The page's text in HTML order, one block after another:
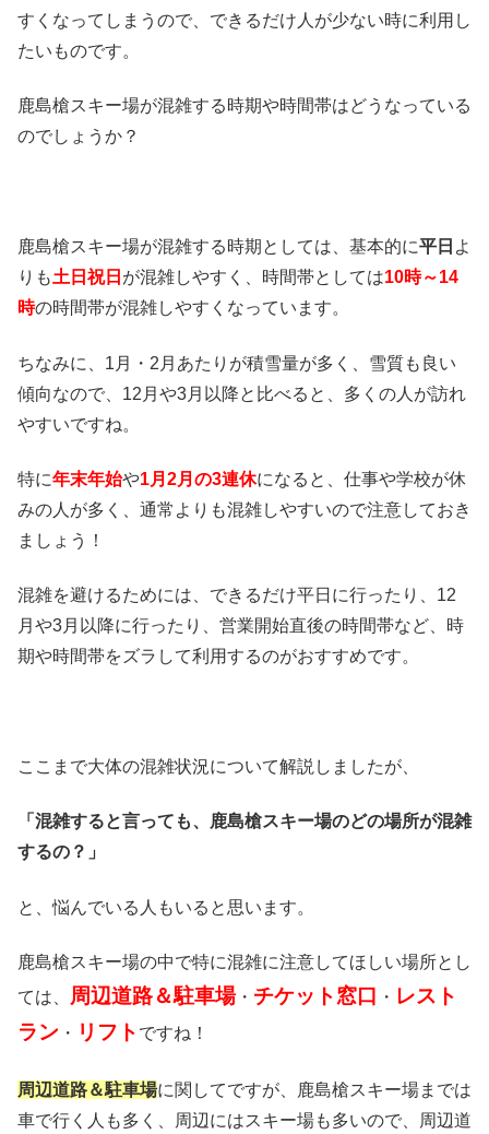
すくなってしまうので、できるだけ人が少ない時に利用し
たいものです。
鹿島槍スキー場が混雑する時期や時間帯はどうなっている
のでしょうか？
鹿島槍スキー場が混雑する時期としては、基本的に平日 よ
りも土日祝日 が混雑しやすく、時間帯としては10時～14
時の時間帯が混雑しやすくなっています。
ちなみに、1月・2月あたりが積雪量が多く、雪質も良い
傾向なので、12月や3月以降と比べると、多くの人が訪れ
やすいですね。
特に年末年始や1月2月の3連休になると、仕事や学校が休
みの人が多く、通常よりも混雑しやすいので注意しておき
ましょう！
混雑を避けるためには、できるだけ平日に行ったり、12
月や3月以降に行ったり、営業開始直後の時間帯など、時
期や時間帯をズラして利用するのがおすすめです。
ここまで大体の混雑状況について解説しましたが、
「混雑すると言っても、鹿島槍スキー場のどの場所が混雑
するの？」
と、悩んでいる人もいると思います。
鹿島槍スキー場の中で特に混雑に注意してほしい場所とし
ては、 周辺道路＆駐車場・ チケット窓口 ・ レスト
ラン ・ リフト ですね！
周辺道路＆駐車場に関してですが、鹿島槍スキー場までは
車で行く人も多く、周辺にはスキー場も多いので、周辺道